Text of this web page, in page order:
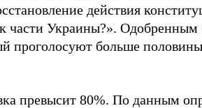
действия
части Украины?».
проголосуют больше
превысит 80%. По данным